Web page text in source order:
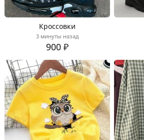
Кроссовки
3 минуты назад
900 ₽